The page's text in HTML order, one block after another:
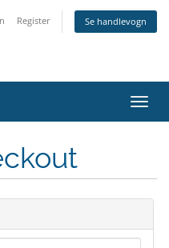
Register Se handlevogn
Bytt